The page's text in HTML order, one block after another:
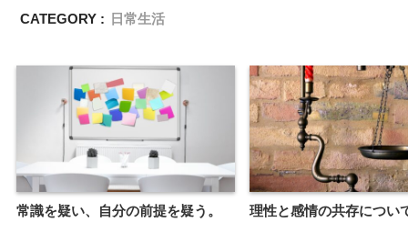
CATEGORY : 日常生活
常識を疑い、自分の前提を疑う。 理性と感情の共存につい